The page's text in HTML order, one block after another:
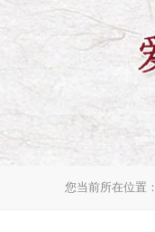
您当前所在位置：